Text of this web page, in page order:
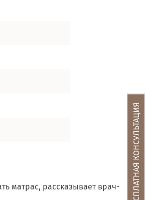
матрас, рассказывает врач-
БЕСПЛАТНАЯ КОНСУЛЬТАЦИЯ